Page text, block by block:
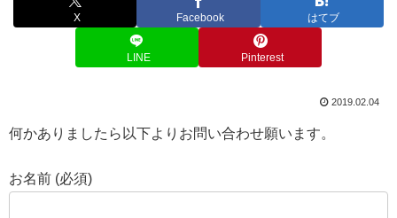
X Facebook はてブ
LINE Pinterest
2019.02.04
何かありましたら以下よりお問い合わせ願います。
お名前 (必須)